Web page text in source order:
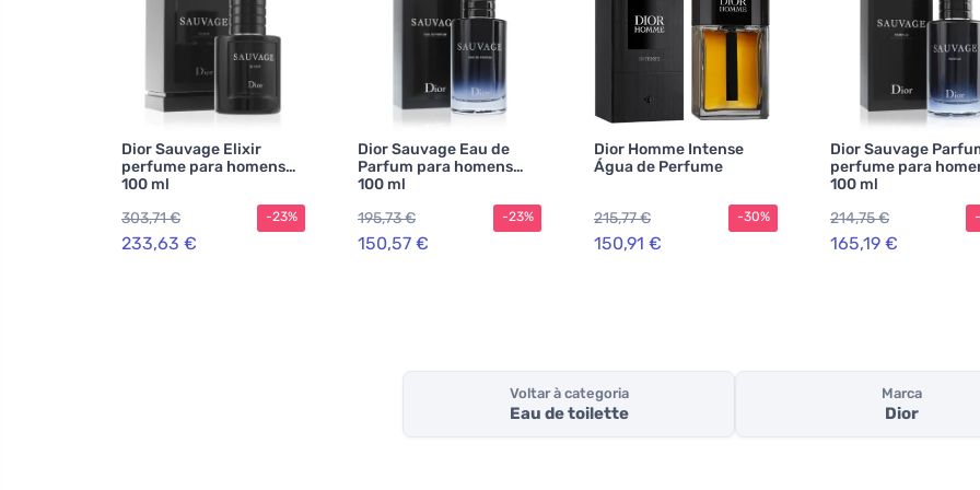
Dior Sauvage Elixir
perfume para homens
100 ml
303,71 €
233,63 €
-23%
Dior Sauvage Eau de
Parfum para homens
100 ml
195,73 €
150,57 €
-23%
Dior Homme Intense
Água de Perfume
215,77 €
150,91 €
-30%
Dior Sauvage
perfume para
100 ml
214,75 €
165,19 €
Voltar à categoria
Eau de toilette
Marca
Dior